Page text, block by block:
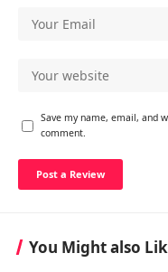
Save my name, email, and
comment.
You Might also